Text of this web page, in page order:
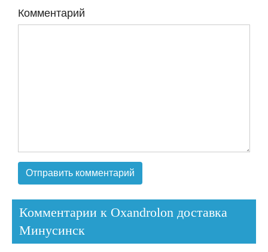
Комментарий
Комментарии к Oxandrolon доставка
Минусинск